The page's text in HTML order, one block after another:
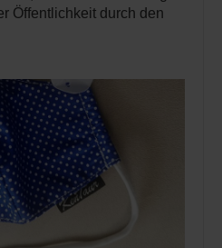
Öffentlichkeit durch den